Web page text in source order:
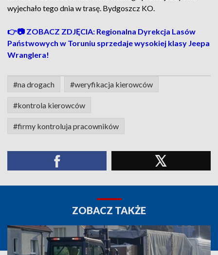
wyjechało tego dnia w trasę. Bydgoszcz KO.
👉📷 ZOBACZ ZDJĘCIA: Regionalna Dyrekcja Lasów
Państwowych w Toruniu sprzedaje wysokiej klasy Jeepa
Wranglera!
#na drogach #weryfikacja kierowców
#kontrola kierowców
#firmy kontroluja pracowników
ZOBACZ TAKŻE